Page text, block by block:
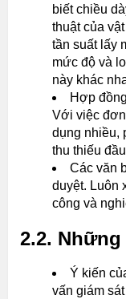
biết chiều
thuật của
tần suất lấy
mức độ và
này khác
Hợp
Với việc
dụng nhiều,
thu thiếu
Các văn
duyệt. Luôn
công và
2.2.
Ý kiến
vấn giám